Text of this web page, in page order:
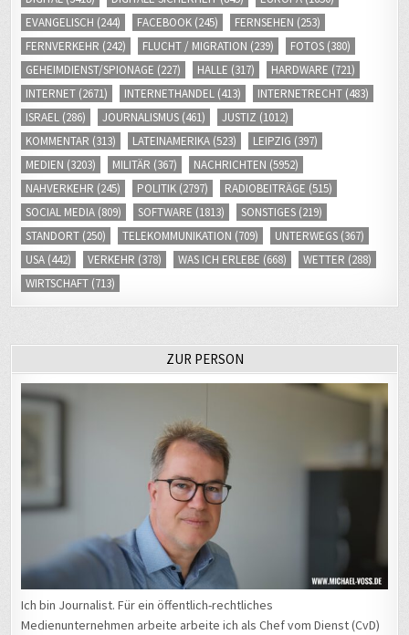
EVANGELISCH (244) FACEBOOK (245) FERNSEHEN (253)
FERNVERKEHR (242) FLUCHT / MIGRATION (239) FOTOS (380)
GEHEIMDIENST/SPIONAGE (227) HALLE (317) HARDWARE (721)
INTERNET (2671) INTERNETHANDEL (413) INTERNETRECHT (483)
ISRAEL (286) JOURNALISMUS (461) JUSTIZ (1012)
KOMMENTAR (313) LATEINAMERIKA (523) LEIPZIG (397)
MEDIEN (3203) MILITÄR (367) NACHRICHTEN (5952)
NAHVERKEHR (245) POLITIK (2797) RADIOBEITRÄGE (515)
SOCIAL MEDIA (809) SOFTWARE (1813) SONSTIGES (219)
STANDORT (250) TELEKOMMUNIKATION (709) UNTERWEGS (367)
USA (442) VERKEHR (378) WAS ICH ERLEBE (668) WETTER (288)
WIRTSCHAFT (713)
ZUR PERSON
Ich bin Journalist. Für ein öffentlich-rechtliches
Medienunternehmen arbeite arbeite ich als Chef vom Dienst (CvD)